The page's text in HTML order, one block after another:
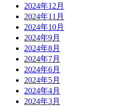
2024年12月
2024年11月
2024年10月
2024年9月
2024年8月
2024年7月
2024年6月
2024年5月
2024年4月
2024年3月